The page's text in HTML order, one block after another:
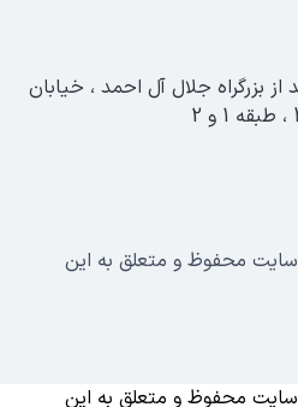
از بزرگراه جلال آل احمد ، خیابان
محفوظ و متعلق به این
محفوظ و متعلق به این